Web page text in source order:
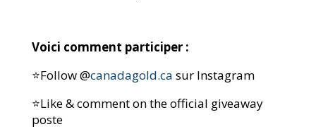
Voici comment participer :
⭐️Follow @canadagold.ca sur Instagram
⭐️Like & comment on the official giveaway
poste